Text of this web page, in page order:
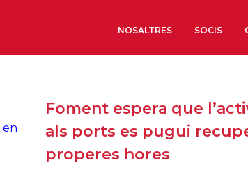
NOSALTRES SOCIS
Foment espera que
als ports es pugui
properes hores